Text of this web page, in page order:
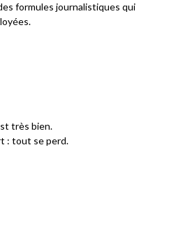
formules journalistiques qui
très bien.
: tout se perd.